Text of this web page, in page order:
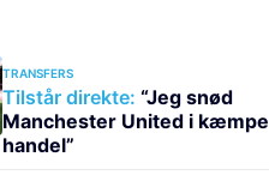
TRANSFERS
Tilstår direkte: “Jeg snød
Manchester United i kæmpe
handel”